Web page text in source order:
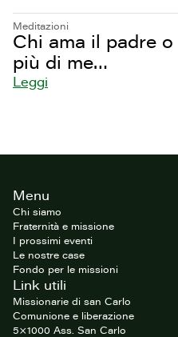
Meditazioni
Chi ama il padre
più di me…
Leggi
FooterMenu
Chi siamo
Fraternità e missione
I prossimi eventi
Le nostre case
Fondo per le missioni
Link utili
Missionarie di san Carlo
Comunione e liberazione
5×1000 Ass. San Carlo